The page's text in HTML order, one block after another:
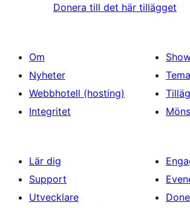
Donera till det här tillägget
Om
Nyheter
Webbhotell (hosting)
Integritet
Lär dig
Support
Utvecklare